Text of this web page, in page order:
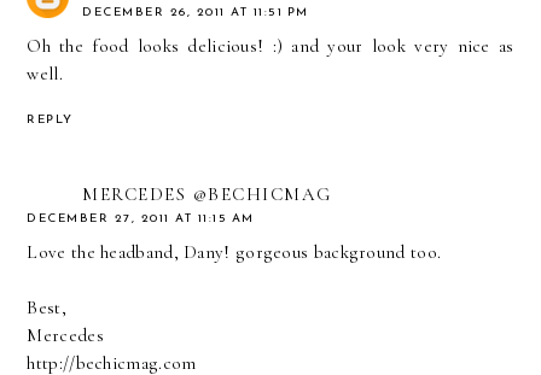
DECEMBER 26, 2011 AT 11:51 PM
Oh the food looks delicious! :) and your look very nice as
well.
REPLY
MERCEDES @BECHICMAG
DECEMBER 27, 2011 AT 11:15 AM
Love the headband, Dany! gorgeous background too.
Best,
Mercedes
http://bechicmag.com